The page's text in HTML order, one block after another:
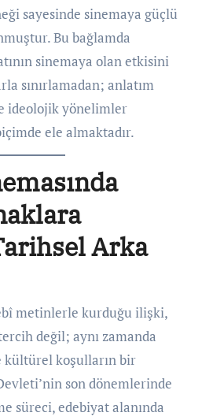
sayesinde sinemaya güçlü
Bu bağlamda
sinemaya olan etkisini
sınırlamadan; anlatım
ideolojik yönelimler
ele almaktadır.
Arka
metinlerle kurduğu ilişki,
değil; aynı zamanda
kültürel koşulların bir
son dönemlerinde
süreci, edebiyat alanında